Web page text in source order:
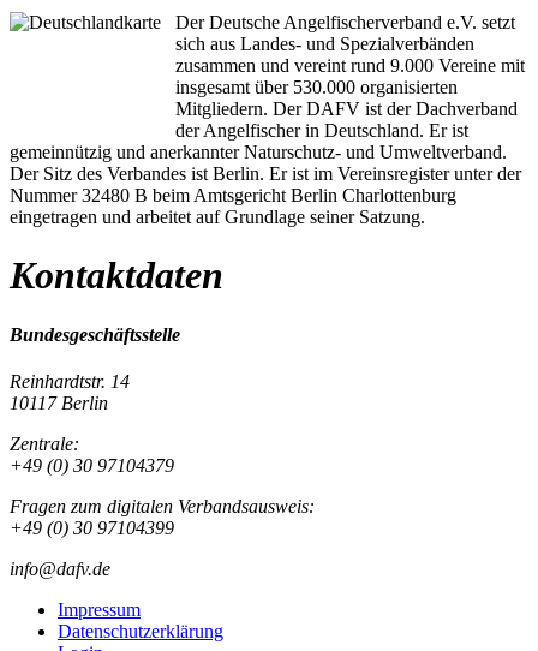
Der Deutsche Angelfischerverband e.V. setzt
sich aus Landes- und Spezialverbänden
zusammen und vereint rund 9.000 Vereine mit
insgesamt über 530.000 organisierten
Mitgliedern. Der DAFV ist der Dachverband
der Angelfischer in Deutschland. Er ist
gemeinnützig und anerkannter Naturschutz- und Umweltverband.
Der Sitz des Verbandes ist Berlin. Er ist im Vereinsregister unter der
Nummer 32480 B beim Amtsgericht Berlin Charlottenburg
eingetragen und arbeitet auf Grundlage seiner Satzung.
Kontaktdaten
Bundesgeschäftsstelle
Reinhardtstr. 14
10117 Berlin
Zentrale:
+49 (0) 30 97104379
Fragen zum digitalen Verbandsausweis:
+49 (0) 30 97104399
info@dafv.de
Impressum
Datenschutzerklärung